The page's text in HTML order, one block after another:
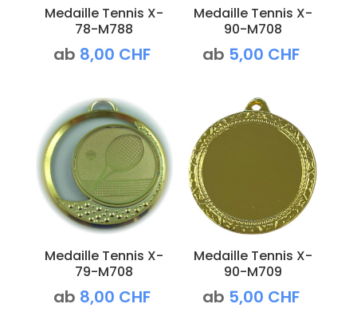
Medaille Tennis X-
78-M788
ab 8,00 CHF
Medaille Tennis X-
90-M708
ab 5,00 CHF
Medaille Tennis X-
79-M708
ab 8,00 CHF
Medaille Tennis X-
90-M709
ab 5,00 CHF